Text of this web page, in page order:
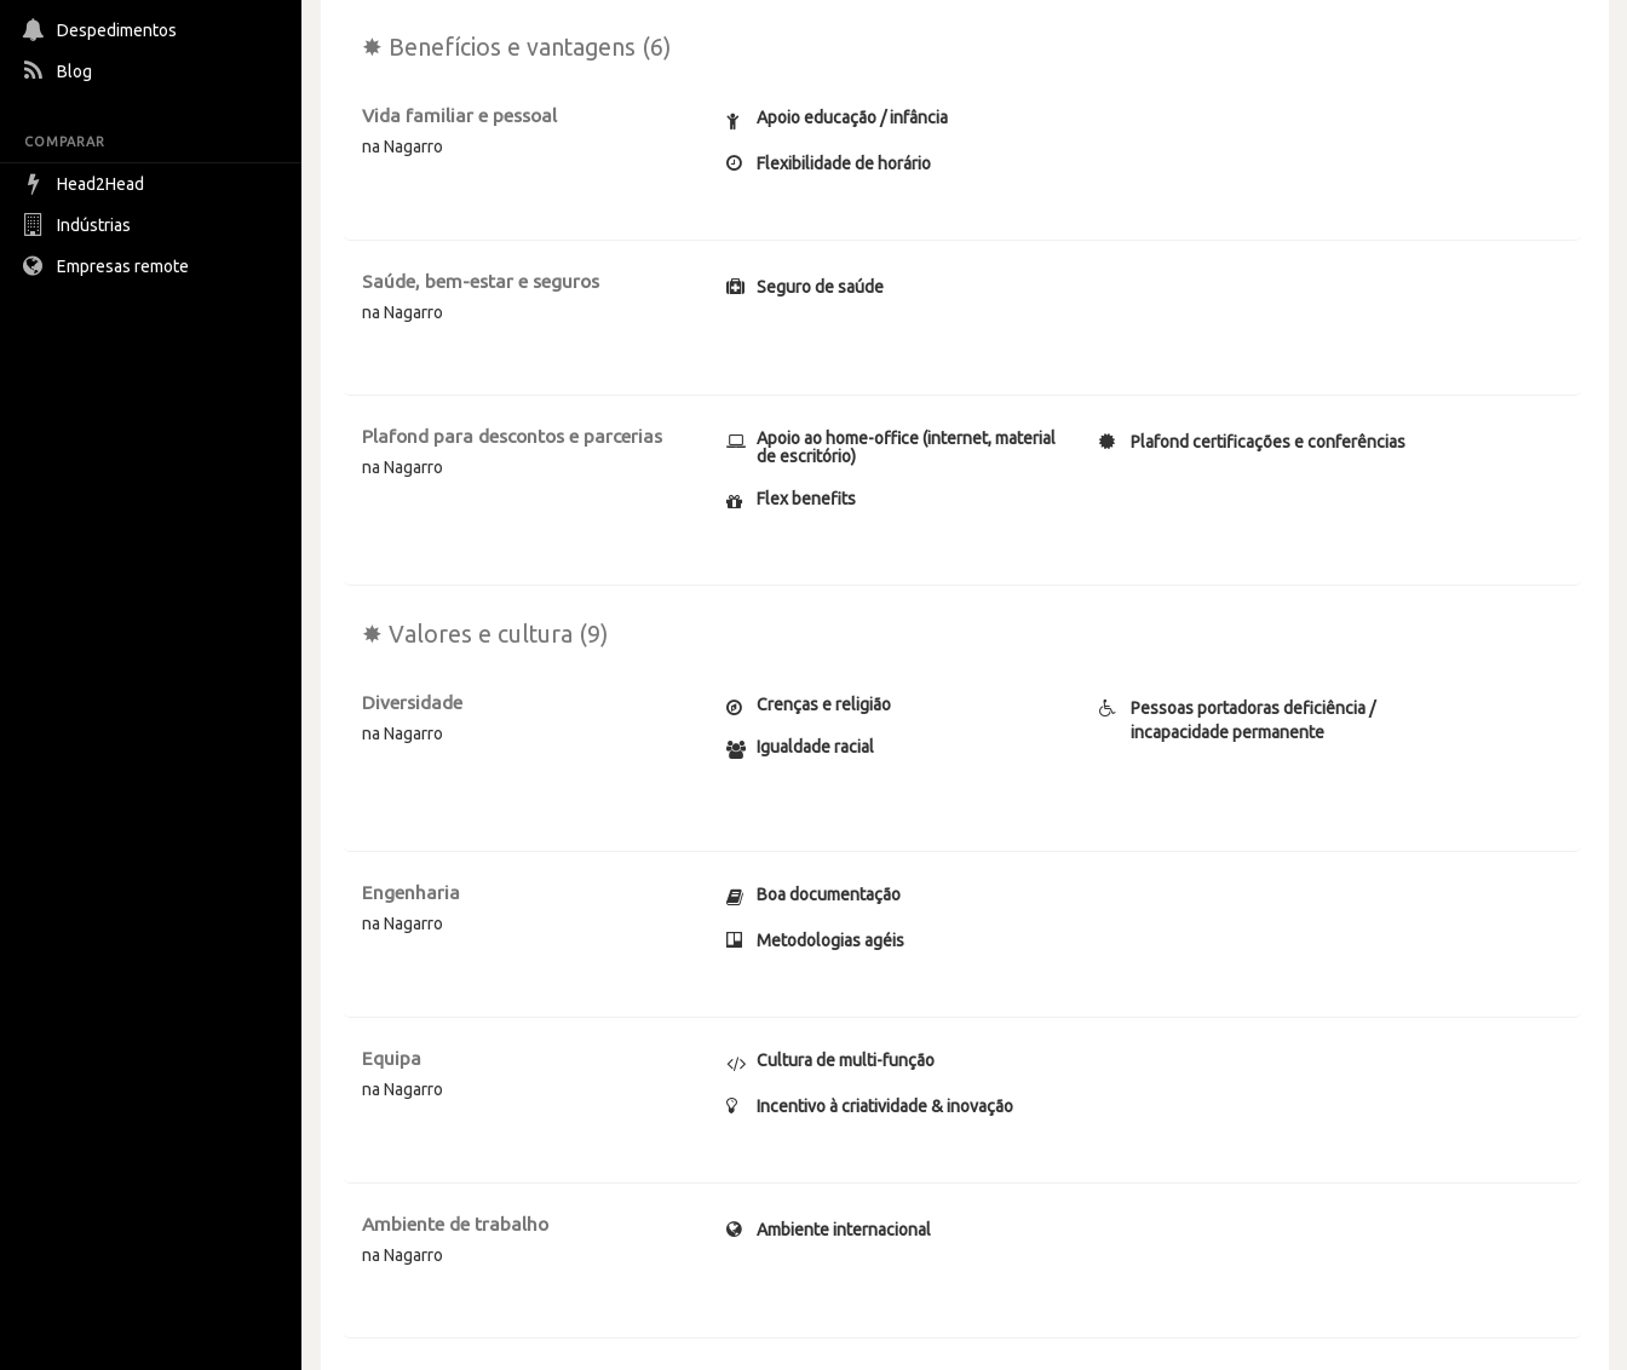
Despedimentos
Blog
COMPARAR
Head2Head
Indústrias
Empresas remote
✸ Benefícios e vantagens (6)
Vida familiar e pessoal
na Nagarro
Apoio educação / infância
Flexibilidade de horário
Saúde, bem-estar e seguros
na Nagarro
Seguro de saúde
Plafond para descontos e parcerias
na Nagarro
Apoio ao home-office (internet, material
de escritório)
Flex benefits
Plafond certificações e conferências
✸ Valores e cultura (9)
Diversidade
na Nagarro
Crenças e religião
Igualdade racial
Pessoas portadoras deficiência /
incapacidade permanente
Engenharia
na Nagarro
Boa documentação
Metodologias agéis
Equipa
na Nagarro
Cultura de multi-função
Incentivo à criatividade & inovação
Ambiente de trabalho
na Nagarro
Ambiente internacional